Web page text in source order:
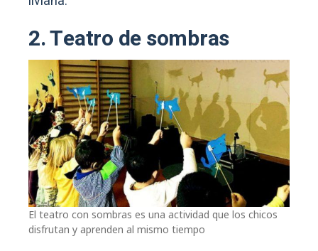
2. Teatro de sombras
El teatro con sombras es una actividad que los chicos
disfrutan y aprenden al mismo tiempo